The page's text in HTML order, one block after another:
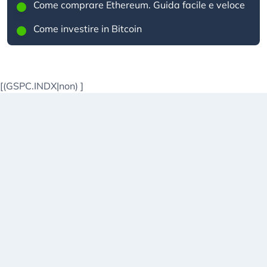
Come comprare Ethereum. Guida facile e veloce
Come investire in Bitcoin
[(GSPC.INDX|non) ]